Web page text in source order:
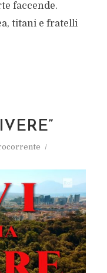
faccende.
titani e fratelli